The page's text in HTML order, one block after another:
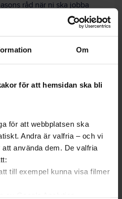
Om
för att hemsidan ska bli
för att webbplatsen ska
Andra är valfria – och vi
använda dem. De valfria
till exempel kunna visa filmer
råd när ni ska jobba
det presenteras, att det
utmanar och känns jobbigt
och öppenhet
kunskaper och
Lyft fram både idéer
lära.